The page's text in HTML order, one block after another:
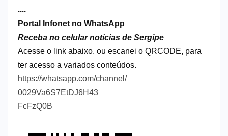
----
Portal Infonet no WhatsApp
Receba no celular notícias de Sergipe
Acesse o link abaixo, ou escanei o QRCODE, para
ter acesso a variados conteúdos.
https://whatsapp.com/channel/
0029Va6S7EtDJ6H43
FcFzQ0B